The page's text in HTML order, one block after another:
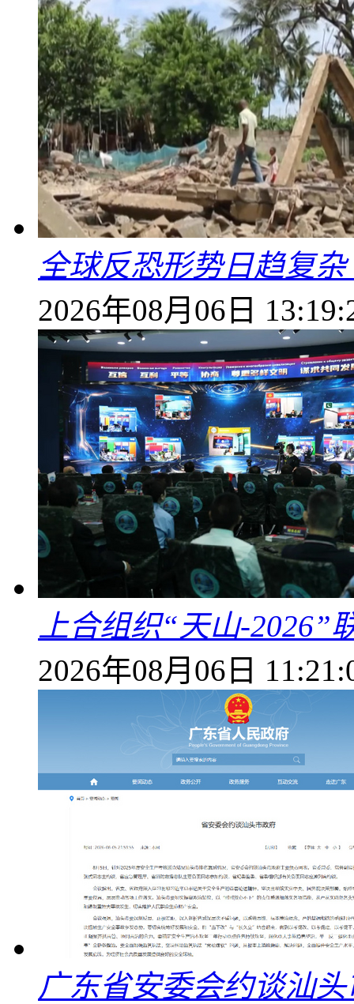
全球反恐形势日趋复
2026年08月06日
上合组织“天山-2026”
2026年08月06日
广东省安委会约谈汕